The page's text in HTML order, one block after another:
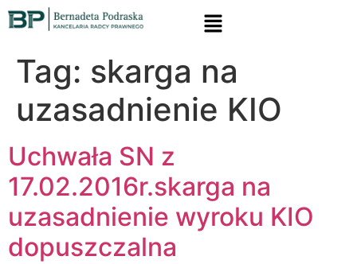
Tag: skarga na
uzasadnienie KIO
Uchwała SN z
17.02.2016r.skarga na
uzasadnienie wyroku KIO
dopuszczalna